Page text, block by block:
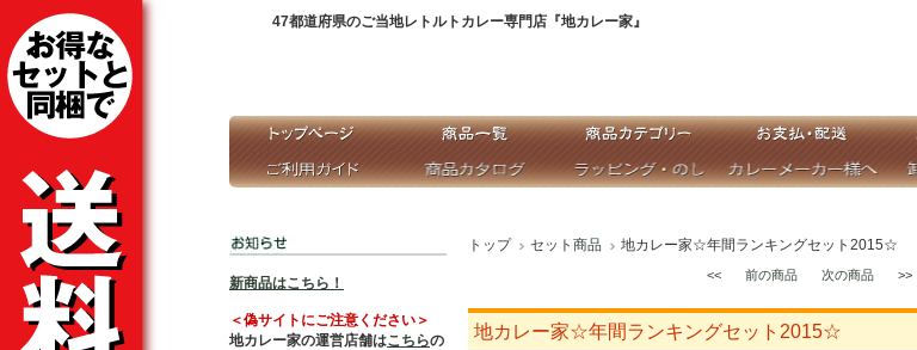
47都道府県のご当地レトルトカレー専門店『地カレー家』
新商品はこちら！
＜偽サイトにご注意ください＞
地カレー家の運営店舗はこちらの
トップ セット商品 地カレー家☆年間ランキングセット2015☆
<< 前の商品 次の商品 >>
地カレー家☆年間ランキングセット2015☆